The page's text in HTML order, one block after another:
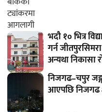
भदौ १० भित्र
गर्न
अन्यथा निकासा
निजगढ–चपुर
आएपछि निजगढ